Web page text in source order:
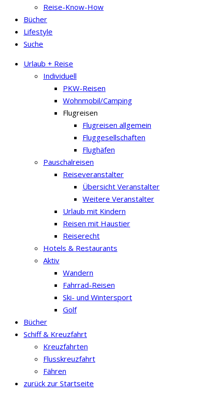
Reise-Know-How
Bücher
Lifestyle
Suche
Urlaub + Reise
Individuell
PKW-Reisen
Wohnmobil/Camping
Flugreisen
Flugreisen allgemein
Fluggesellschaften
Flughäfen
Pauschalreisen
Reiseveranstalter
Übersicht Veranstalter
Weitere Veranstalter
Urlaub mit Kindern
Reisen mit Haustier
Reiserecht
Hotels & Restaurants
Aktiv
Wandern
Fahrrad-Reisen
Ski- und Wintersport
Golf
Bücher
Schiff & Kreuzfahrt
Kreuzfahrten
Flusskreuzfahrt
Fähren
zurück zur Startseite